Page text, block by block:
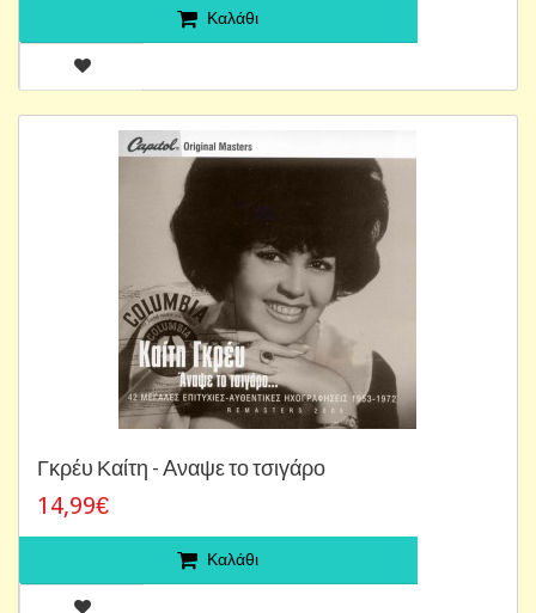
Καλάθι
Γκρέυ Καίτη - Aναψε το τσιγάρο
14,99€
Καλάθι